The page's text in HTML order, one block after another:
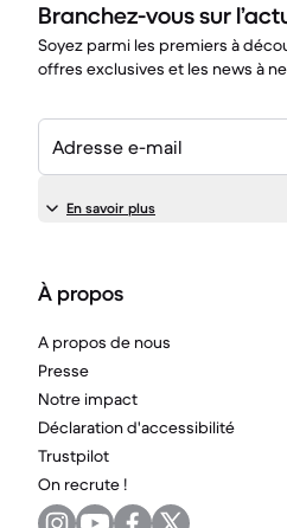
Branchez-vous sur
Soyez parmi les premiers à
offres exclusives et les news à
Adresse e-mail
En savoir plus
À propos
A propos de nous
Presse
Notre impact
Déclaration d'accessibilité
Trustpilot
On recrute !